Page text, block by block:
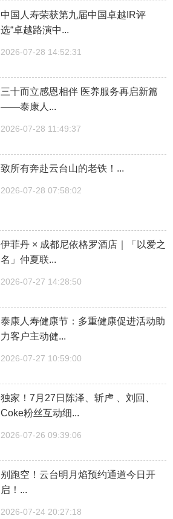
中国人寿荣获第九届中国卓越IR评
选“卓越路演中...
2026-07-28 14:52:31
三十而立感恩相伴 医养服务再启新篇
——泰康人...
2026-07-28 11:49:37
致所有奔赴云台山的老铁！...
2026-07-28 07:58:02
伊菲丹 × 成都尼依格罗酒店｜「以爱之
名」仲夏联...
2026-07-27 14:28:50
泰康人寿健康节：多重健康促进活动助
力客户主动健...
2026-07-27 10:59:00
独家！7月27日陈泽、斩虍 、刘回、
Coke粉丝互动细...
2026-07-26 09:39:06
别跑空！云台明月焰预约通道今日开
启！...
2026-07-24 20:27:18